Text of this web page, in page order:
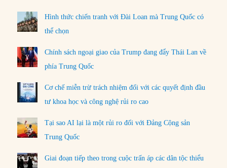
Hình thức chiến tranh với Đài Loan mà Trung Quốc có
thể chọn
Chính sách ngoại giao của Trump đang đẩy Thái Lan về
phía Trung Quốc
Cơ chế miễn trừ trách nhiệm đối với các quyết định đầu
tư khoa học và công nghệ rủi ro cao
Tại sao AI lại là một rủi ro đối với Đảng Cộng sản
Trung Quốc
Giai đoạn tiếp theo trong cuộc trấn áp các dân tộc thiểu